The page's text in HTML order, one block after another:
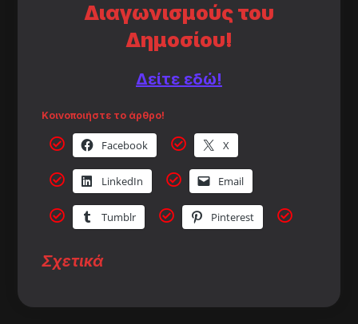
Διαγωνισμούς του
Δημοσίου!
Δείτε εδώ!
Κοινοποιήστε το άρθρο!
Facebook X
LinkedIn Email
Tumblr Pinterest
Σχετικά